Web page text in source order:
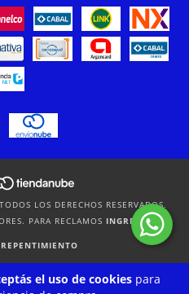
el uso de cookiespara
LOS DERECHOS RESERVADOS.
PARA RECLAMOS INGRESÁ ACÁ.